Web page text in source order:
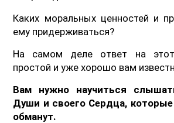
Каких моральных ценностей и
ему придерживаться?
На самом деле ответ на
простой и уже хорошо вам
Вам нужно научиться
Души и своего Сердца, которые
обманут.